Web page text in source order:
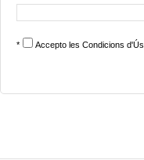
* Accepto les Condicions d'Ús